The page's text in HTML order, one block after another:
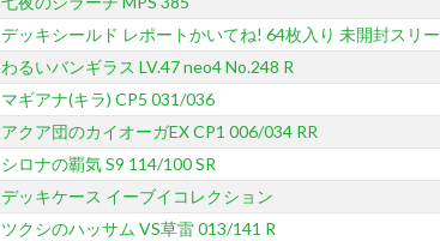
デッキシールド レポートかいてね! 64枚入り 未開封スリ
わるいバンギラス LV.47 neo4 No.248 R
マギアナ(キラ) CP5 031/036
アクア団のカイオーガEX CP1 006/034 RR
シロナの覇気 S9 114/100 SR
デッキケース イーブイコレクション
ツクシのハッサム VS草雷 013/141 R